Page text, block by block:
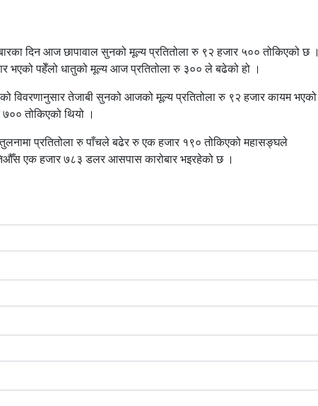
दिन आज छापावाल सुनको मूल्य प्रतितोला रु ९२ हजार ५०० तोकिएको छ ।
भएको पहेँलो धातुको मूल्य आज प्रतितोला रु ३०० ले बढेको हो ।
विवरणानुसार तेजाबी सुनको आजको मूल्य प्रतितोला रु ९२ हजार कायम भएको
तोकिएको थियो ।
प्रतितोला रु पाँचले बढेर रु एक हजार १९० तोकिएको महासङ्घले
एक हजार ७८३ डलर आसपास कारोबार भइरहेको छ ।